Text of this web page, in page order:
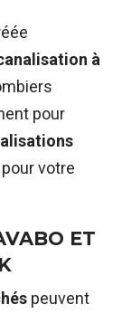
à
pour
votre
ET
peuvent